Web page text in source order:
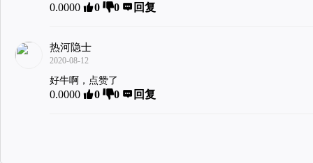
0.0000 0 0 回复
热河隐士
2020-08-12
好牛啊，点赞了
0.0000 0 0 回复